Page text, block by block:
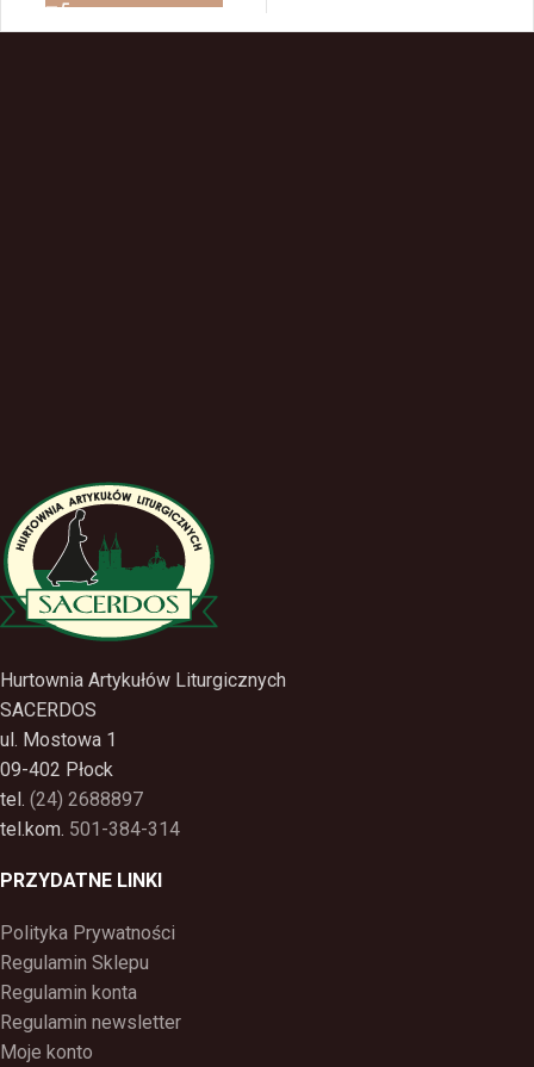
Hurtownia Artykułów Liturgicznych
SACERDOS
ul. Mostowa 1
09-402 Płock
tel. (24) 2688897
tel.kom. 501-384-314
PRZYDATNE LINKI
Polityka Prywatności
Regulamin Sklepu
Regulamin konta
Regulamin newsletter
Moje konto